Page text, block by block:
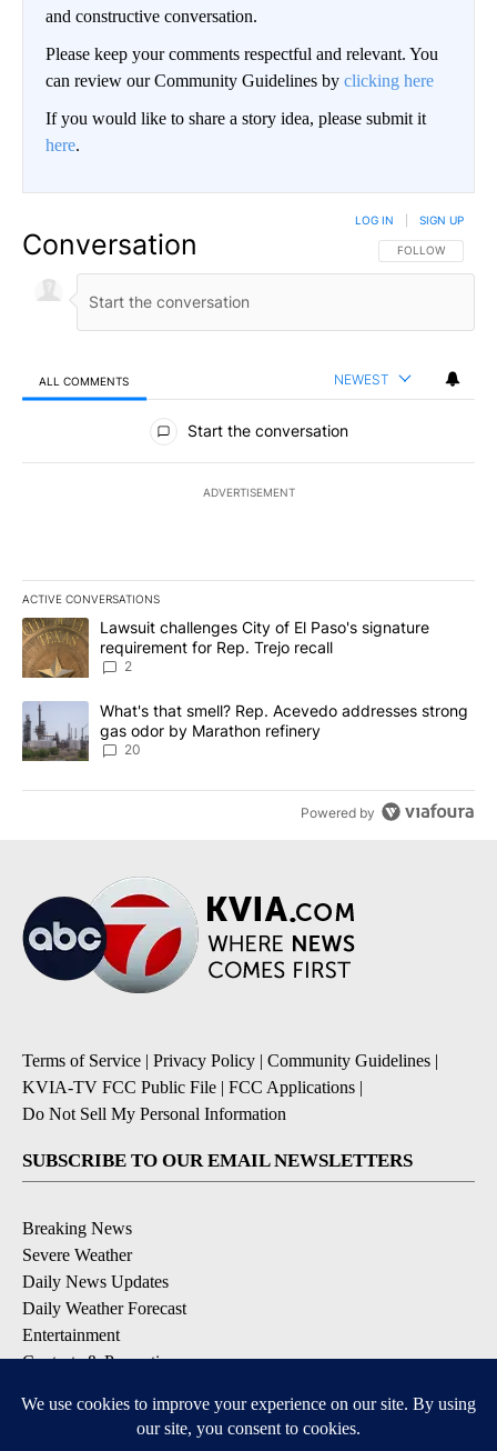
and constructive conversation.
Please keep your comments respectful and relevant. You
can review our Community Guidelines by clicking here
If you would like to share a story idea, please submit it
here.
Conversation FOLLOW THIS
FOLLOW
LOG IN SIGN UP
ALL COMMENTS NEWEST
All Comments
Start the conversation
ADVERTISEMENT
ACTIVE CONVERSATIONS
The following is a list of the most commented articles in the last
A trending article titled "Lawsuit challenges City of El Paso's
Lawsuit challenges City of El Paso's signature
requirement for Rep. Trejo recall
2
A trending article titled "What's that smell? Rep. Acevedo
What's that smell? Rep. Acevedo addresses strong
gas odor by Marathon refinery
20
Powered by
Terms of Service | Privacy Policy | Community Guidelines |
KVIA-TV FCC Public File | FCC Applications |
Do Not Sell My Personal Information
SUBSCRIBE TO OUR EMAIL NEWSLETTERS
Breaking News
Severe Weather
Daily News Updates
Daily Weather Forecast
Entertainment
Contests & Promotions
DOWNLOAD OUR APPS